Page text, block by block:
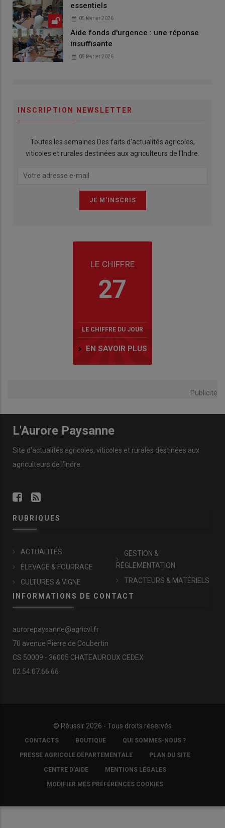
essentiels
05 février 2026
Aide fonds d'urgence : une réponse
insuffisante
05 février 2026
INSCRIPTION NEWSLETTER
Toutes les semaines Des faits d'actualités agricoles,
viticoles et rurales destinées aux agriculteurs de l'Indre.
LE CHIFFRE
27
LE CHIFFRE DU JOUR
EN SAVOIR PLUS
Publicité
L'Aurore Paysanne
Site d'actualités agricoles, viticoles et rurales destinées aux
agriculteurs de l'Indre.
RUBRIQUES
ACTUALITÉS
ÉLEVAGE & FOURRAGE
CULTURES & VIGNE
GESTION &
RÉGLEMENTATION
TRACTEURS & MATÉRIELS
INFORMATIONS DE CONTACT
aurorepaysanne@agricvl.fr
70 avenue Pierre de Coubertin
CS 50009 - 36005 CHATEAUROUX CEDEX
02.54.07.66.66
© Réussir 2026 - Tous droits réservés
FOOTER
COPYRIGHT
CONTACTS BOUTIQUE QUI SOMMES-NOUS ?
PRESSE AGRICOLE DÉPARTEMENTALE PLAN DU SITE
CENTRE D'AIDE MENTIONS LÉGALES
MODIFIER MES PRÉFÉRENCES COOKIES